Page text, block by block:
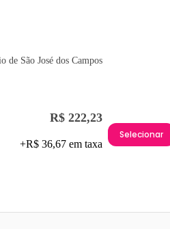
de São José dos Campos
R$ 222,23
+R$ 36,67 em taxa
Selecionar